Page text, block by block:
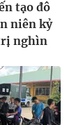
tạo đô
niên kỷ
nghìn